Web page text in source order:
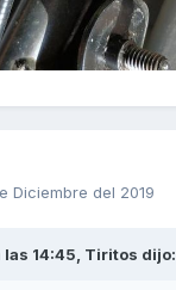
Diciembre del 2019
las 14:45, Tiritos dijo: